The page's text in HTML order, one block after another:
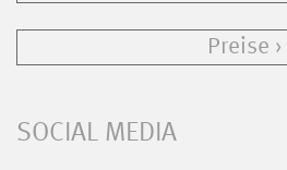
Preise
SOCIAL MEDIA